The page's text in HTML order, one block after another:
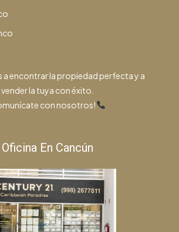
a encontrar la propiedad perfecta y a
vender la tuya con éxito.
con nosotros!
Oficina En Cancún